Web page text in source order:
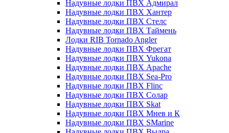
Надувные лодки ПВХ Адмирал
Надувные лодки ПВХ Хантер
Надувные лодки ПВХ Стелс
Надувные лодки ПВХ Таймень
Лодки RIB Tornado Angler
Надувные лодки ПВХ Фрегат
Надувные лодки ПВХ Yukona
Надувные лодки ПВХ Apache
Надувные лодки ПВХ Sea-Pro
Надувные лодки ПВХ Flinc
Надувные лодки ПВХ Солар
Надувные лодки ПВХ Skat
Надувные лодки ПВХ Мнев и К
Надувные лодки ПВХ SMarine